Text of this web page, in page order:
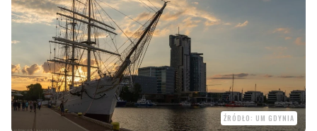
ŹRÓDŁO: UM GDYNIA